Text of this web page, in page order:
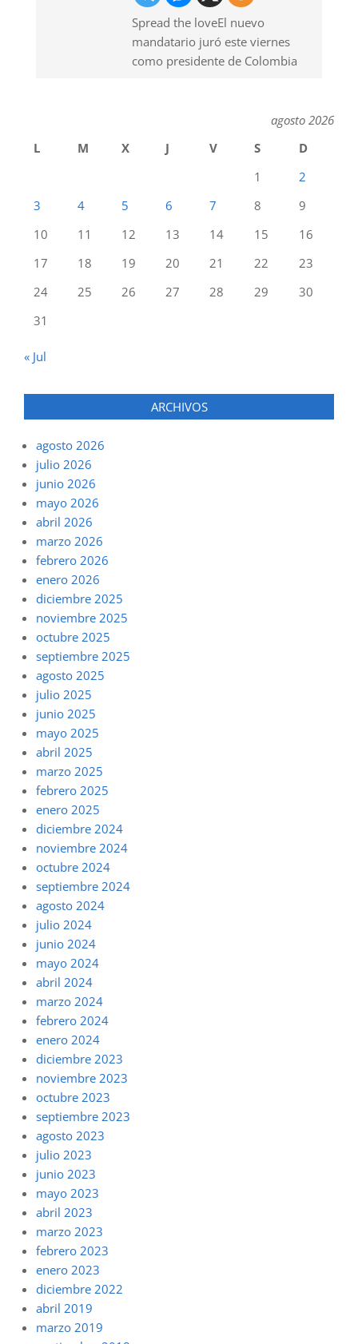
Spread the loveEl nuevo
mandatario juró este viernes
como presidente de Colombia
agosto 2026
L
M X J V S
D
1
2
3
4 5 6 7 8
9
10
11 12 13 14 15
16
17
18 19 20 21 22
23
24
25 26 27 28 29
30
31
« Jul
ARCHIVOS
agosto 2026
julio 2026
junio 2026
mayo 2026
abril 2026
marzo 2026
febrero 2026
enero 2026
diciembre 2025
noviembre 2025
octubre 2025
septiembre 2025
agosto 2025
julio 2025
junio 2025
mayo 2025
abril 2025
marzo 2025
febrero 2025
enero 2025
diciembre 2024
noviembre 2024
octubre 2024
septiembre 2024
agosto 2024
julio 2024
junio 2024
mayo 2024
abril 2024
marzo 2024
febrero 2024
enero 2024
diciembre 2023
noviembre 2023
octubre 2023
septiembre 2023
agosto 2023
julio 2023
junio 2023
mayo 2023
abril 2023
marzo 2023
febrero 2023
enero 2023
diciembre 2022
abril 2019
marzo 2019